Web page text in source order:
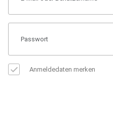
Anmeldedaten merken